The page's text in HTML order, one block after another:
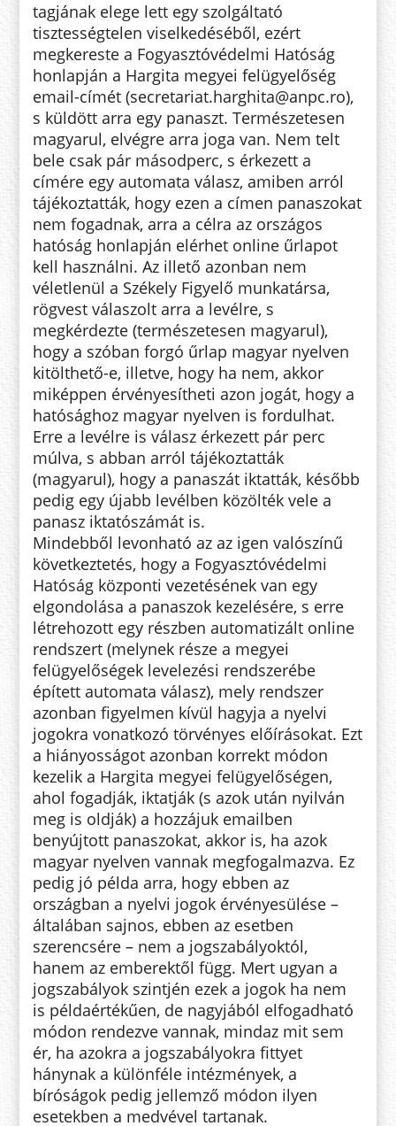
tagjának elege lett egy szolgáltató
tisztességtelen viselkedéséből, ezért
megkereste a Fogyasztóvédelmi Hatóság
honlapján a Hargita megyei felügyelőség
email-címét (secretariat.harghita@anpc.ro),
s küldött arra egy panaszt. Természetesen
magyarul, elvégre arra joga van. Nem telt
bele csak pár másodperc, s érkezett a
címére egy automata válasz, amiben arról
tájékoztatták, hogy ezen a címen panaszokat
nem fogadnak, arra a célra az országos
hatóság honlapján elérhet online űrlapot
kell használni. Az illető azonban nem
véletlenül a Székely Figyelő munkatársa,
rögvest válaszolt arra a levélre, s
megkérdezte (természetesen magyarul),
hogy a szóban forgó űrlap magyar nyelven
kitölthető-e, illetve, hogy ha nem, akkor
miképpen érvényesítheti azon jogát, hogy a
hatósághoz magyar nyelven is fordulhat.
Erre a levélre is válasz érkezett pár perc
múlva, s abban arról tájékoztatták
(magyarul), hogy a panaszát iktatták, később
pedig egy újabb levélben közölték vele a
panasz iktatószámát is.
Mindebből levonható az az igen valószínű
következtetés, hogy a Fogyasztóvédelmi
Hatóság központi vezetésének van egy
elgondolása a panaszok kezelésére, s erre
létrehozott egy részben automatizált online
rendszert (melynek része a megyei
felügyelőségek levelezési rendszerébe
épített automata válasz), mely rendszer
azonban figyelmen kívül hagyja a nyelvi
jogokra vonatkozó törvényes előírásokat. Ezt
a hiányosságot azonban korrekt módon
kezelik a Hargita megyei felügyelőségen,
ahol fogadják, iktatják (s azok után nyilván
meg is oldják) a hozzájuk emailben
benyújtott panaszokat, akkor is, ha azok
magyar nyelven vannak megfogalmazva. Ez
pedig jó példa arra, hogy ebben az
országban a nyelvi jogok érvényesülése –
általában sajnos, ebben az esetben
szerencsére – nem a jogszabályoktól,
hanem az emberektől függ. Mert ugyan a
jogszabályok szintjén ezek a jogok ha nem
is példaértékűen, de nagyjából elfogadható
módon rendezve vannak, mindaz mit sem
ér, ha azokra a jogszabályokra fittyet
hánynak a különféle intézmények, a
bíróságok pedig jellemző módon ilyen
esetekben a medvével tartanak.